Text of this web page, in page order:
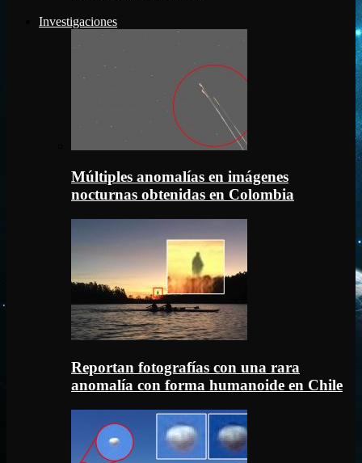
Investigaciones
Múltiples anomalías en imágenes
nocturnas obtenidas en Colombia
Reportan fotografías con una rara
anomalía con forma humanoide en Chile